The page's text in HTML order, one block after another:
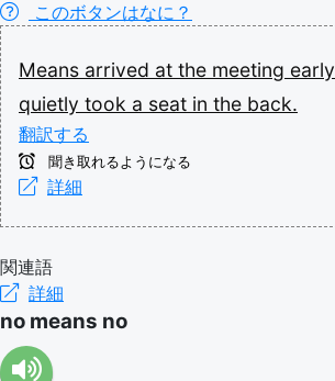
このボタンはなに？
Means arrived at the meeting early
quietly took a seat in the back.
翻訳する
聞き取れるようになる
詳細
関連語
詳細
no means no